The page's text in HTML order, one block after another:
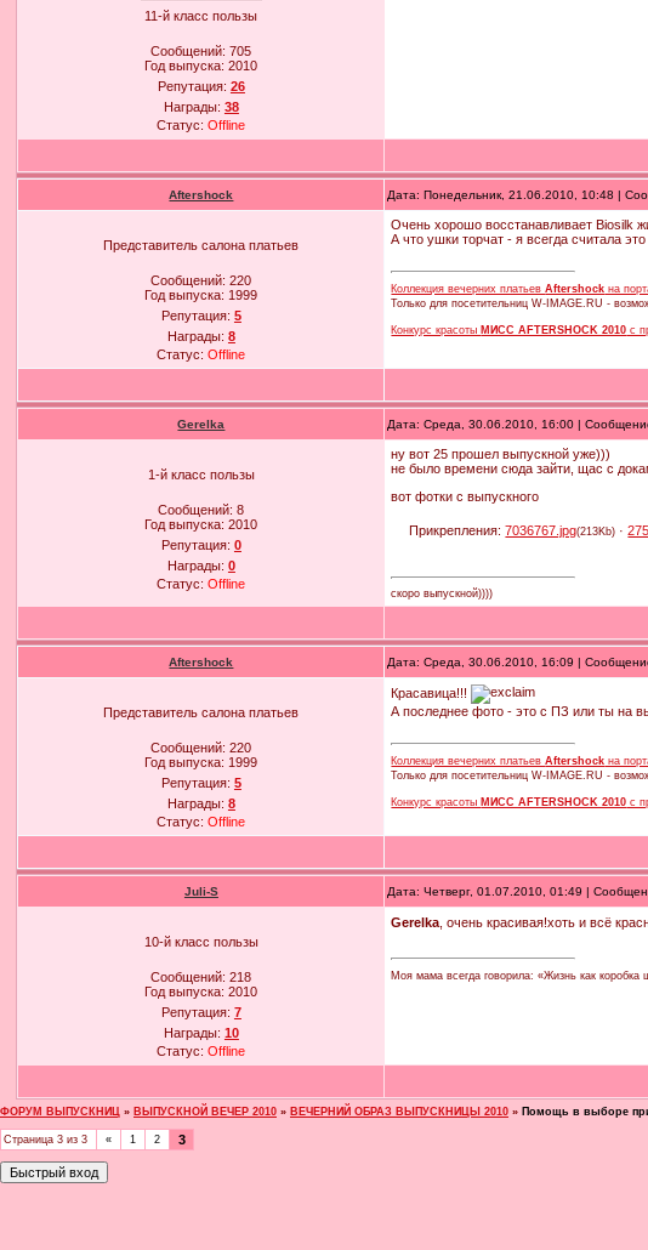
11-й класс пользы
Сообщений:705
Год выпуска:2010
Репутация: 26
Награды: 38
Статус:Offline
Aftershock Дата: Понедельник, 21.06.2010, 10:48 |
Представитель салона платьев
Сообщений:220
Год выпуска:1999
Репутация: 5
Награды: 8
Статус:Offline
Очень хорошо восстанавливает Biosilk
А что ушки торчат - я всегда считала
Коллекция вечерних платьевAftershock на
Только для посетительниц W-IMAGE.RU -
Конкурс красоты МИСС AFTERSHOCK 2010 с
Gerelka Дата: Среда, 30.06.2010, 16:00 |
1-й класс пользы
Сообщений:8
Год выпуска:2010
Репутация: 0
Награды: 0
Статус:Offline
ну вот 25 прошел выпускной уже)))
не было времени сюда зайти, щас с
вот фотки с выпускного
Прикрепления:7036767.jpg(213Kb) ·
скоро выпускной))))
Aftershock Дата: Среда, 30.06.2010, 16:09 |
Представитель салона платьев
Сообщений:220
Год выпуска:1999
Репутация: 5
Награды: 8
Статус:Offline
Красавица!!!
А последнее фото - это с ПЗ или ты на
Коллекция вечерних платьевAftershock на
Только для посетительниц W-IMAGE.RU -
Конкурс красоты МИСС AFTERSHOCK 2010 с
Juli-S Дата: Четверг, 01.07.2010, 01:49 |
10-й класс пользы
Сообщений:218
Год выпуска:2010
Репутация: 7
Награды: 10
Статус:Offline
Gerelka , очень красивая!хоть и всё
Моя мама всегда говорила: «Жизнь как коробка
ФОРУМ ВЫПУСКНИЦ » ВЫПУСКНОЙ ВЕЧЕР 2010 » ВЕЧЕРНИЙ ОБРАЗ ВЫПУСКНИЦЫ 2010 » Помощь в выборе
Страница 3 из 3 « 1 2 3